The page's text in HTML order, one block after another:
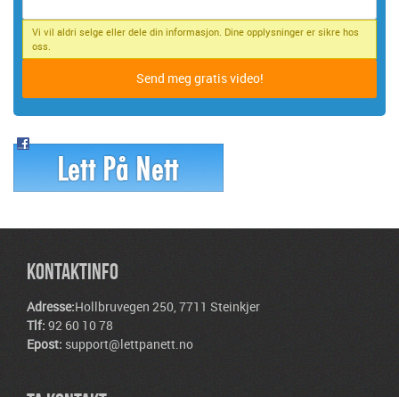
Vi vil aldri selge eller dele din informasjon. Dine opplysninger er sikre hos
oss.
KONTAKTINFO
Adresse:Hollbruvegen 250, 7711 Steinkjer
Tlf: 92 60 10 78
Epost: support@lettpanett.no